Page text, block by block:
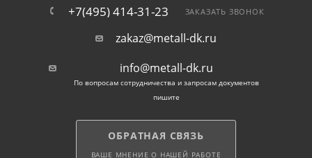
+7(495) 414-31-23 ЗАКАЗАТЬ ЗВОНОК
zakaz@metall-dk.ru
info@metall-dk.ru
По вопросам сотрудничества и запросам документов
пишите
ОБРАТНАЯ СВЯЗЬ
ВАШЕ МНЕНИЕ О НАШЕЙ РАБОТЕ